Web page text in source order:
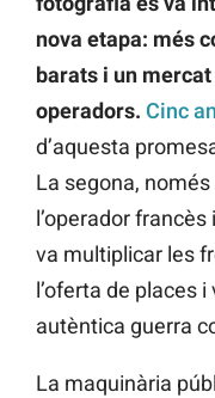
nova etapa: més
barats i un
operadors. Cinc
d’aquesta
La segona,
l’operador
va multiplicar les
l’oferta de places
autèntica guerra
La maquinària